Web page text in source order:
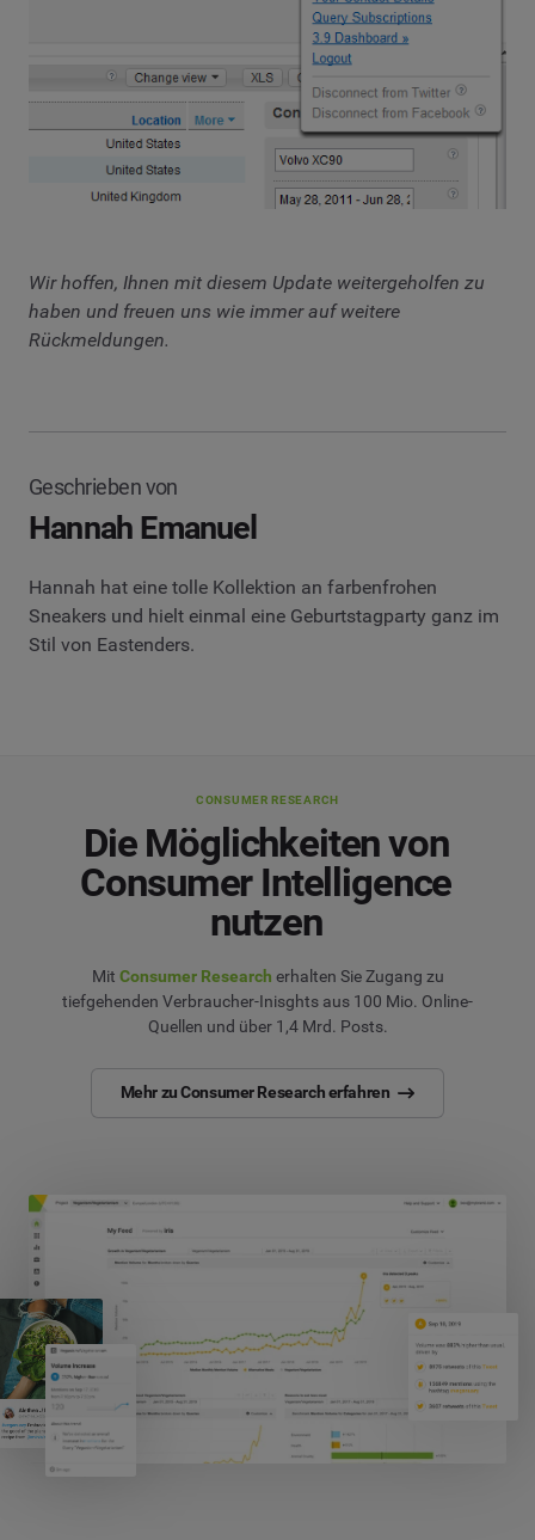
Wir hoffen, Ihnen mit diesem Update weitergeholfen zu
haben und freuen uns wie immer auf weitere
Rückmeldungen.
Geschrieben von
Hannah Emanuel
Hannah hat eine tolle Kollektion an farbenfrohen
Sneakers und hielt einmal eine Geburtstagparty ganz im
Stil von Eastenders.
CONSUMER RESEARCH
Die Möglichkeiten von
Consumer Intelligence
nutzen
Mit Consumer Research erhalten Sie Zugang zu
tiefgehenden Verbraucher-Inisghts aus 100 Mio. Online-
Quellen und über 1,4 Mrd. Posts.
Mehr zu Consumer Research erfahren